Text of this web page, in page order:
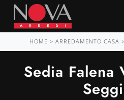
HOME > ARREDAMENTO CASA >
Sedia Falena